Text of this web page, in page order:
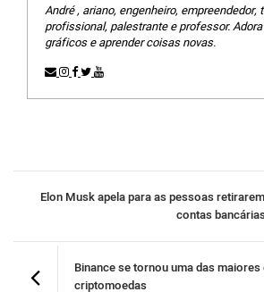
André , ariano, engenheiro, empreendedor,
profissional, palestrante e professor.
gráficos e aprender coisas novas.
Elon Musk apela para as pessoas
contas
Binance se tornou uma das
criptomoedas